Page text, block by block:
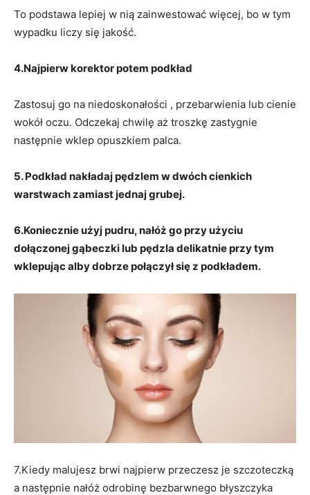
To podstawa lepiej w nią zainwestować więcej, bo w tym
wypadku liczy się jakość.
4.Najpierw korektor potem podkład
Zastosuj go na niedoskonałości , przebarwienia lub cienie
wokół oczu. Odczekaj chwilę aż troszkę zastygnie
następnie wklep opuszkiem palca.
5. Podkład nakładaj pędzlem w dwóch cienkich
warstwach zamiast jednaj grubej.
6.Koniecznie użyj pudru, nałóż go przy użyciu
dołączonej gąbeczki lub pędzla delikatnie przy tym
wklepując alby dobrze połączył się z podkładem.
7.Kiedy malujesz brwi najpierw przeczesz je szczoteczką
a następnie nałóż odrobinę bezbarwnego błyszczyka